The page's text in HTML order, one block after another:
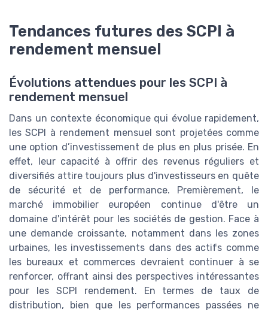
Tendances futures des SCPI à
rendement mensuel
Évolutions attendues pour les SCPI à
rendement mensuel
Dans un contexte économique qui évolue rapidement,
les SCPI à rendement mensuel sont projetées comme
une option d’investissement de plus en plus prisée. En
effet, leur capacité à offrir des revenus réguliers et
diversifiés attire toujours plus d'investisseurs en quête
de sécurité et de performance. Premièrement, le
marché immobilier européen continue d'être un
domaine d'intérêt pour les sociétés de gestion. Face à
une demande croissante, notamment dans les zones
urbaines, les investissements dans des actifs comme
les bureaux et commerces devraient continuer à se
renforcer, offrant ainsi des perspectives intéressantes
pour les SCPI rendement. En termes de taux de
distribution, bien que les performances passées ne